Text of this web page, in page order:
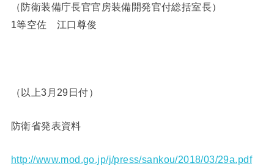
（防衛装備庁長官官房装備開発官付総括室長）
1等空佐 江口尊俊
（以上3月29日付）
防衛省発表資料
http://www.mod.go.jp/j/press/sankou/2018/03/29a.pdf